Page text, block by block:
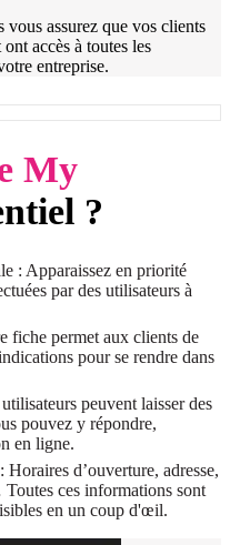
assurez que vos clients
accès à toutes les
entreprise.
My
?
: Apparaissez en priorité
par des utilisateurs à
fiche permet aux clients de
pour se rendre dans
peuvent laisser des
pouvez y répondre,
en ligne.
d’ouverture, adresse,
ces informations sont
en un coup d'œil.